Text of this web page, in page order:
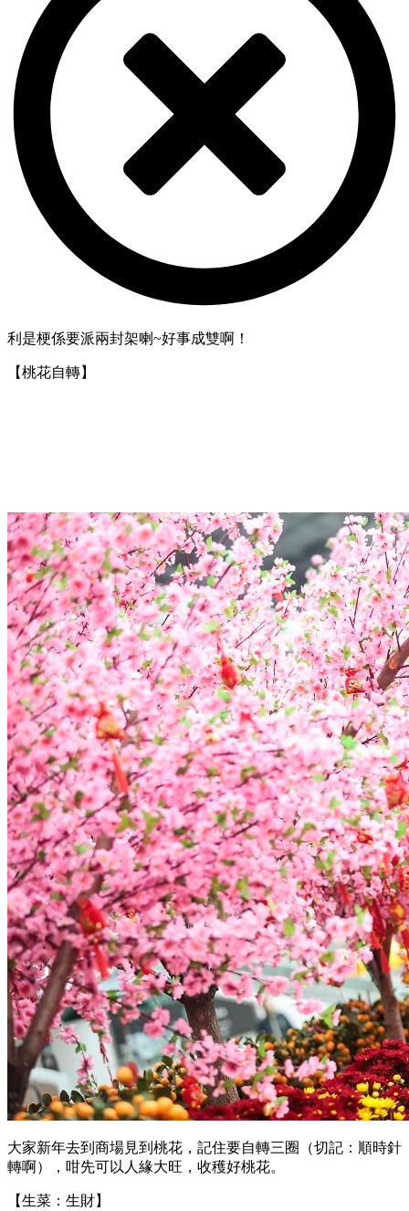
利是梗係要派兩封架喇~好事成雙啊！
【桃花自轉】
大家新年去到商場見到桃花，記住要自轉三圈（切記：順時針
轉啊），咁先可以人緣大旺，收穫好桃花。
【生菜：生財】